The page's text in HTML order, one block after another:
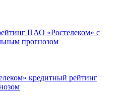
ПАО «Ростелеком» с
прогнозом
кредитный рейтинг